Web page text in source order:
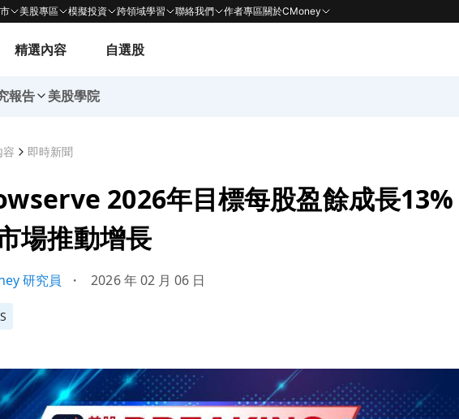
美股專區 模擬投資 跨領域學習 聯絡我們 作者專區關於CMoney
精選內容 自選股
報告 美股學院
容 即時新聞
2026年目標每股盈餘成長
場推動增長
研究員 ・ 2026 年 02 月 06 日